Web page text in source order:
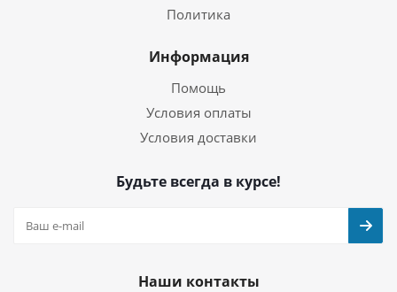
Политика
Информация
Помощь
Условия оплаты
Условия доставки
Будьте всегда в курсе!
Наши контакты